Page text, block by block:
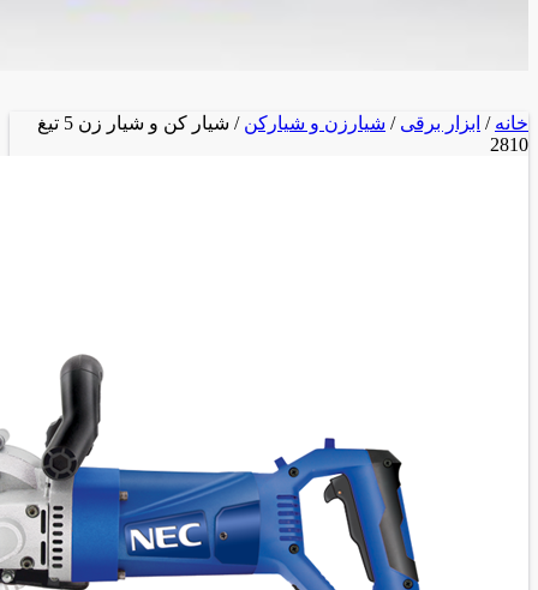
خانه / ابزار برقی / شیارزن و شیارکن
/ شیار کن و شیار زن 5 تیغ
2810